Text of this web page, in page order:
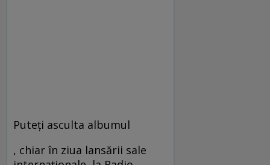
Puteţi asculta albumul
, chiar în ziua lansării sale